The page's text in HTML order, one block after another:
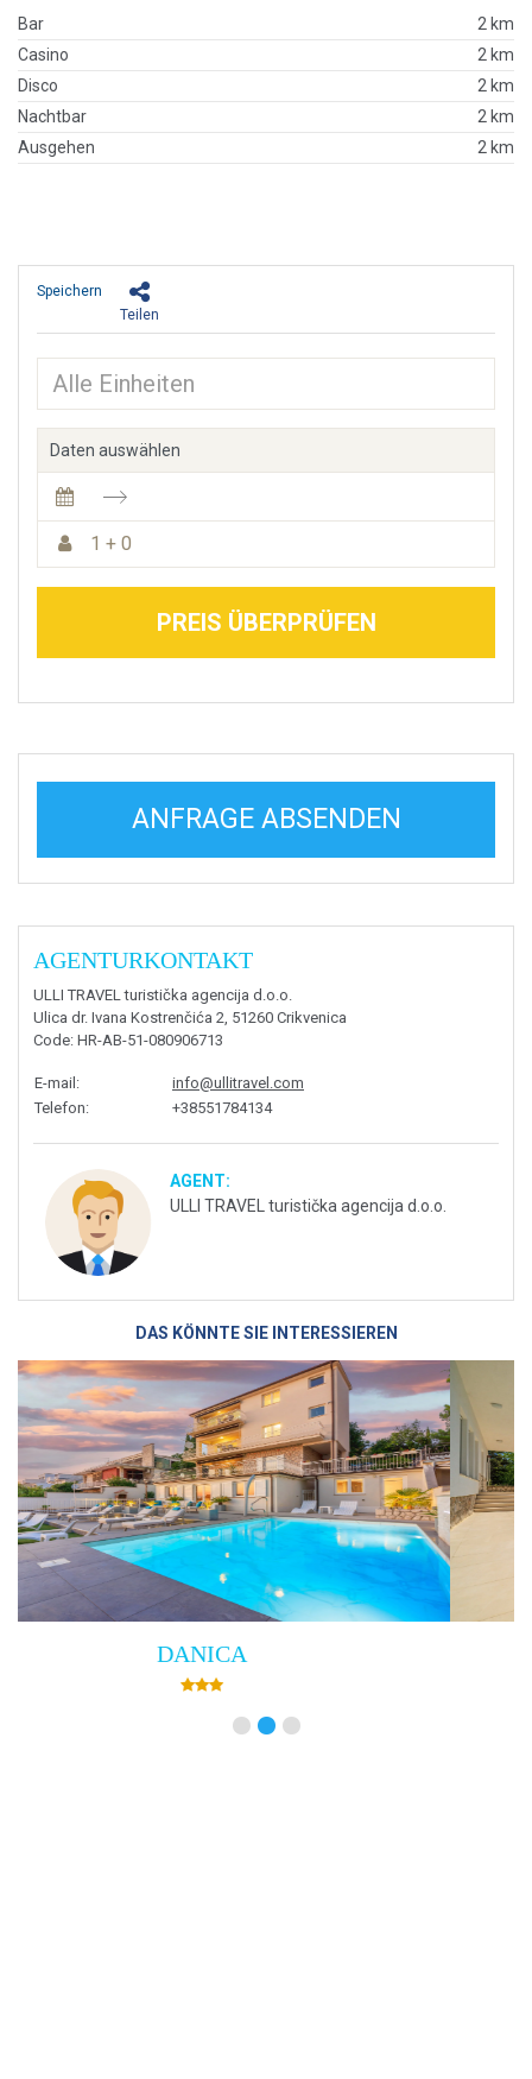
Bar
2 km
Casino
2 km
Disco
2 km
Nachtbar
2 km
Ausgehen
2 km
Teilen
Speichern
Daten auswählen
1 + 0
PREIS ÜBERPRÜFEN
ANFRAGE ABSENDEN
AGENTURKONTAKT
ULLI TRAVEL turistička agencija d.o.o.
Ulica dr. Ivana Kostrenčića 2, 51260 Crikvenica
Code: HR-AB-51-080906713
E-mail :
info@ullitravel.com
Telefon: +38551784134
AGENT:
ULLI TRAVEL turistička agencija d.o.o.
DAS KÖNNTE SIE INTERESSIEREN
Villa Empress